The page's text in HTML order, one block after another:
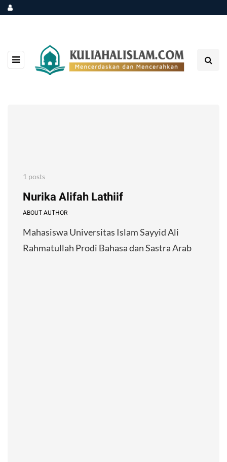
1 posts
Nurika Alifah Lathiif
ABOUT AUTHOR
Mahasiswa Universitas Islam Sayyid Ali
Rahmatullah Prodi Bahasa dan Sastra Arab